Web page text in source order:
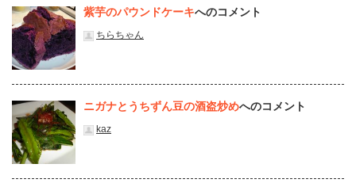
紫芋のパウンドケーキへのコメント
ちらちゃん
ニガナとうちずん豆の酒盗炒めへのコメント
kaz